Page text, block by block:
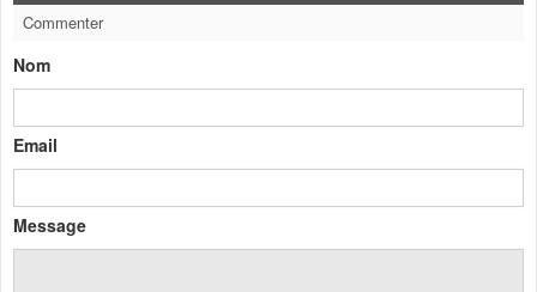
Commenter
Nom
Email
Message